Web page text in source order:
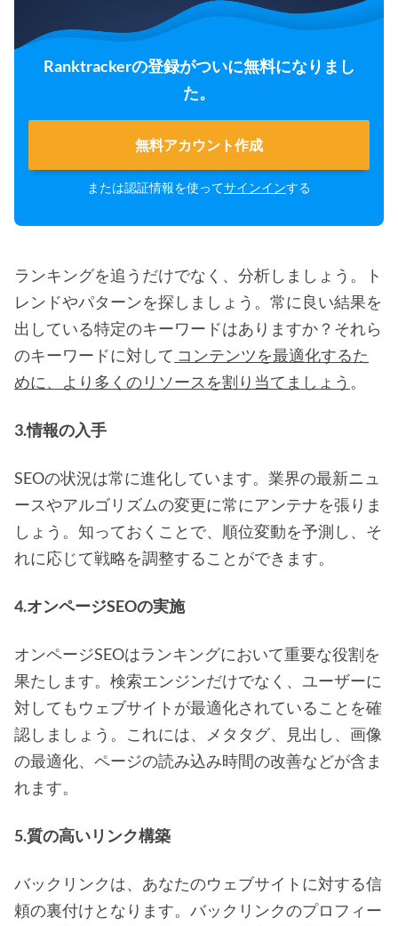
Ranktrackerの登録がついに無料になりまし
た。
無料アカウント作成
または認証情報を使ってサインインする
ランキングを追うだけでなく、分析しましょう。ト
レンドやパターンを探しましょう。常に良い結果を
出している特定のキーワードはありますか？それら
のキーワードに対して コンテンツを最適化するた
めに、より多くのリソースを割り当てましょう 。
3.情報の入手
SEOの状況は常に進化しています。業界の最新ニュ
ースやアルゴリズムの変更に常にアンテナを張りま
しょう。知っておくことで、順位変動を予測し、そ
れに応じて戦略を調整することができます。
4.オンページSEOの実施
オンページSEOはランキングにおいて重要な役割を
果たします。検索エンジンだけでなく、ユーザーに
対してもウェブサイトが最適化されていることを確
認しましょう。これには、メタタグ、見出し、画像
の最適化、ページの読み込み時間の改善などが含ま
れます。
5.質の高いリンク構築
バックリンクは、あなたのウェブサイトに対する信
頼の裏付けとなります。バックリンクのプロフィー